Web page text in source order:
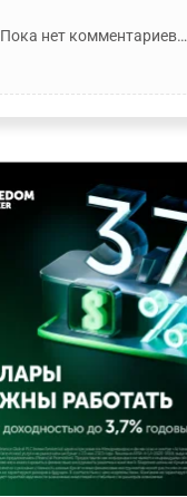
Пока нет комментариев…